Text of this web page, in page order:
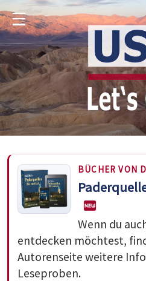
Menu
BÜCHER VON
Wenn du
entdecken möchtest,
Autorenseite weitere
Leseproben.